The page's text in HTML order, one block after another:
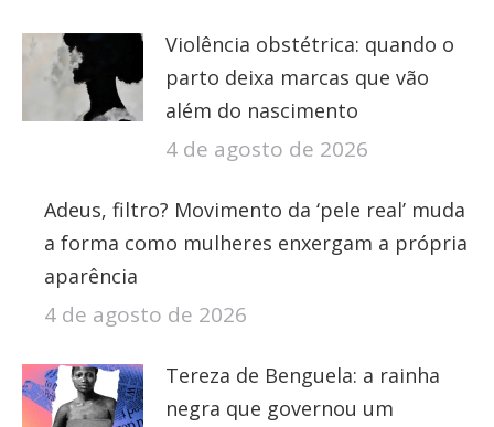
Violência obstétrica: quando o
parto deixa marcas que vão
além do nascimento
4 de agosto de 2026
Adeus, filtro? Movimento da ‘pele real’ muda
a forma como mulheres enxergam a própria
aparência
4 de agosto de 2026
Tereza de Benguela: a rainha
negra que governou um